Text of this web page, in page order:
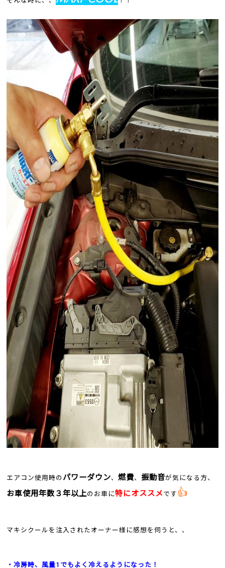
エアコン使用時の パワーダウン、 燃費、 振動音が気になる方、
お車使用年数３年以上のお車に特にオススメ です 👍
マキシクールを注入されたオーナー様に感想を伺うと、、
・冷房時、風量1でもよく冷えるようになった！